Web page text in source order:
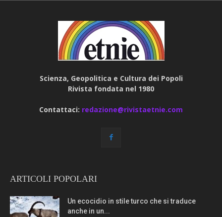
Scienza, Geopolitica e Cultura dei Popoli
Rivista fondata nel 1980
Contattaci: redazione@rivistaetnie.com
ARTICOLI POPOLARI
Un ecocidio in stile turco che si traduce
anche in un...